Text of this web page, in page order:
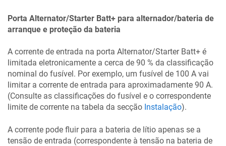
Porta Alternator/Starter Batt+ para alternador/bateria de
arranque e proteção da bateria
A corrente de entrada na porta Alternator/Starter Batt+ é
limitada eletronicamente a cerca de 90 % da classificação
nominal do fusível. Por exemplo, um fusível de 100 A vai
limitar a corrente de entrada para aproximadamente 90 A.
(Consulte as classificações do fusível e o correspondente
limite de corrente na tabela da secção Instalação).
A corrente pode fluir para a bateria de lítio apenas se a
tensão de entrada (correspondente à tensão na bateria de